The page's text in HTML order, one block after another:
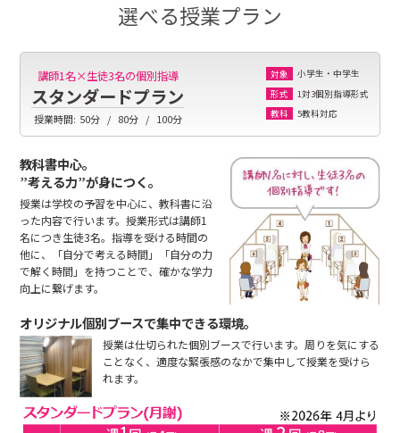
選べる授業プラン
講師1名×生徒3名の個別指導
スタンダードプラン
授業時間: 50分 80分 100分
対象
小学生・中学生
形式
1対3個別指導形式
教科
5教科対応
教科書中心。
”考える力”が身につく。
授業は学校の予習を中心に、教科書に沿
った内容で行います。授業形式は講師1
名につき生徒3名。指導を受ける時間の
他に、「自分で考える時間」「自分の力
で解く時間」を持つことで、確かな学力
向上に繋げます。
オリジナル個別ブースで集中できる環境。
授業は仕切られた個別ブースで行います。周りを気にする
ことなく、適度な緊張感のなかで集中して授業を受けら
れます。